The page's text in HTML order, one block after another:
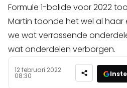
Formule 1-bolide voor 2022
Martin toonde het wel al
we wat verrassende
wat onderdelen verborgen.
12 februari 2022
08:30